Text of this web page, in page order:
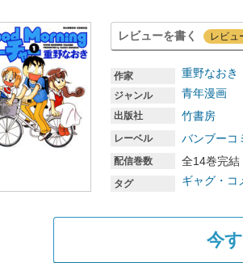
レビューを書く レビュ
作家 重野なおき
ジャンル 青年漫画
出版社 竹書房
レーベル バンブーコ
配信巻数 全14巻完結
タグ ギャグ・コ
今